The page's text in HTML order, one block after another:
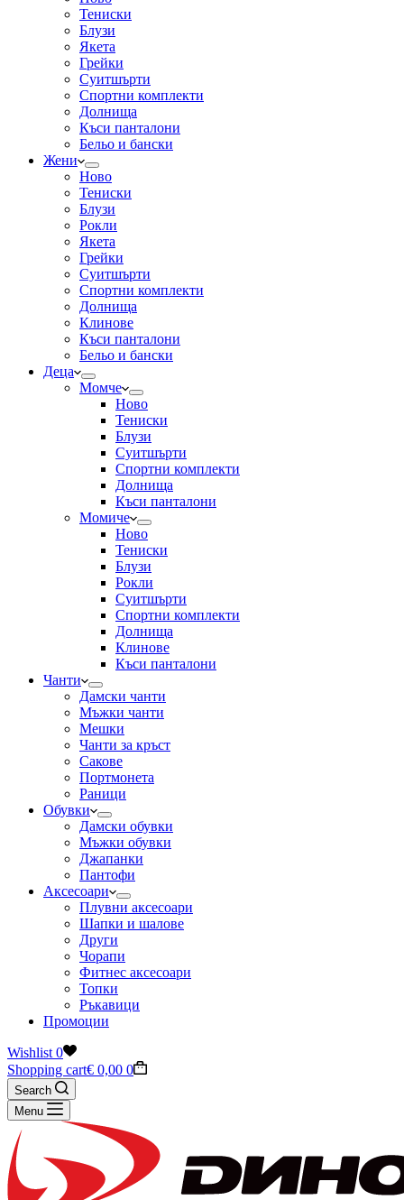
Тениски
Блузи
Якета
Грейки
Суитшърти
Спортни комплекти
Долнища
Къси панталони
Бельо и бански
Жени
Ново
Тениски
Блузи
Рокли
Якета
Грейки
Суитшърти
Спортни комплекти
Долнища
Клинове
Къси панталони
Бельо и бански
Деца
Момче
Ново
Тениски
Блузи
Суитшърти
Спортни комплекти
Долнища
Къси панталони
Момиче
Ново
Тениски
Блузи
Рокли
Суитшърти
Спортни комплекти
Долнища
Клинове
Къси панталони
Чанти
Дамски чанти
Мъжки чанти
Мешки
Чанти за кръст
Сакове
Портмонета
Раници
Обувки
Дамски обувки
Мъжки обувки
Джапанки
Пантофи
Аксесоари
Плувни аксесоари
Шапки и шалове
Други
Чорапи
Фитнес аксесоари
Топки
Ръкавици
Промоции
Wishlist 0
Shopping cart€ 0,00 0
Search
Menu